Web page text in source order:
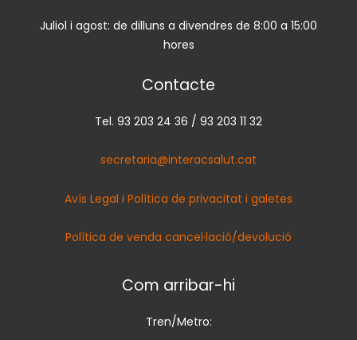
Juliol i agost: de dilluns a divendres de 8:00 a 15:00
hores
Contacte
Tel. 93 203 24 36 / 93 203 11 32
secretaria@interacsalut.cat
Avís Legal i Política de privacitat i galetes
Política de venda cancel·lació/devolució
Com arribar-hi
Tren/Metro: